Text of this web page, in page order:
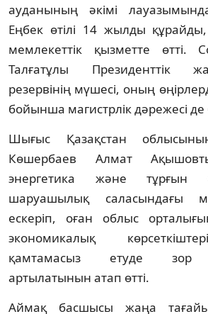
ауданының әкімі
Еңбек өтілі 14 жылды
мемлекеттік қызметте өтті.
Талғатұлы Президенттік
резервінің мүшесі, оның
бойынша магистрлік дәрежесі де
Шығыс Қазақстан
Көшербаев Алмат
энергетика және тұрғын
шаруашылық саласындағы
ескеріп, оған облыс
экономикалық
қамтамасыз етуде зор
артылатынын атап өтті.
Аймақ басшысы жаңа